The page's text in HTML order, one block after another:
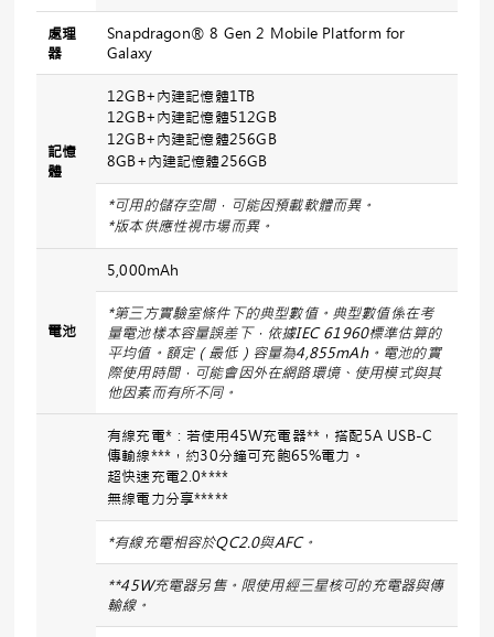
處理
器
Snapdragon® 8 Gen 2 Mobile Platform for
Galaxy
記憶
體
12GB+內建記憶體1TB
12GB+內建記憶體512GB
12GB+內建記憶體256GB
8GB+內建記憶體256GB
*可用的儲存空間，可能因預載軟體而異。
*版本供應性視市場而異。
電池
5,000mAh
*第三方實驗室條件下的典型數值。典型數值係在考
量電池樣本容量誤差下，依據IEC 61960標準估算的
平均值。額定（最低）容量為4,855mAh。電池的實
際使用時間，可能會因外在網路環境、使用模式與其
他因素而有所不同。
有線充電*：若使用45W充電器**，搭配5A USB-C
傳輸線***，約30分鐘可充飽65%電力。
超快速充電2.0****
無線電力分享*****
*有線充電相容於QC2.0與AFC。
**45W充電器另售。限使用經三星核可的充電器與傳
輸線。